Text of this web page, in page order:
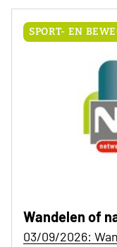
SPORT- EN
Wandelen of
03/09/2026: